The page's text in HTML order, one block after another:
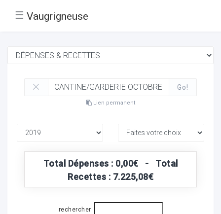
☰ Vaugrigneuse
Go!
Lien permanent
Total Dépenses : 0,00€ - Total
Recettes : 7.225,08€
rechercher